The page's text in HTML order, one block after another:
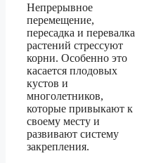
Непрерывное
перемещение,
пересадка и перевалка
растений стрессуют
корни. Особенно это
касается плодовых
кустов и
многолетников,
которые привыкают к
своему месту и
развивают систему
закрепления.